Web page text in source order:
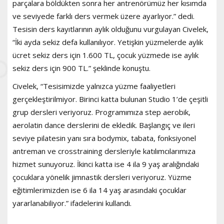
parçalara böldükten sonra her antrenörümüz her kısımda
ve seviyede farklı ders vermek üzere ayarlıyor.” dedi.
Tesisin ders kayıtlarının aylık olduğunu vurgulayan Civelek,
“İki ayda sekiz defa kullanılıyor. Yetişkin yüzmelerde aylık
ücret sekiz ders için 1.600 TL, çocuk yüzmede ise aylık
sekiz ders için 900 TL.” şeklinde konuştu.
Civelek, “Tesisimizde yalnızca yüzme faaliyetleri
gerçekleştirilmiyor. Birinci katta bulunan Studio 1’de çeşitli
grup dersleri veriyoruz. Programımıza step aerobik,
aerolatin dance derslerini de ekledik. Başlangıç ve ileri
seviye pilatesin yanı sıra bodymix, tabata, fonksiyonel
antreman ve crosstraining dersleriyle katılımcılarımıza
hizmet sunuyoruz. İkinci katta ise 4 ila 9 yaş aralığındaki
çocuklara yönelik jimnastik dersleri veriyoruz. Yüzme
eğitimlerimizden ise 6 ila 14 yaş arasındaki çocuklar
yararlanabiliyor.” ifadelerini kullandı.